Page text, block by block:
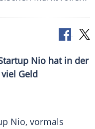
Nio hat in der
Geld
Nio, vormals